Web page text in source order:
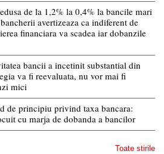
de la 1,2% la 0,4% la bancile mari
avertizeaza ca indiferent de
financiara va scadea iar dobanzile
bancii a incetinit substantial din
va fi reevaluata, nu vor mai fi
mici
de principiu privind taxa bancara:
cu marja de dobanda a bancilor
Toate stirile